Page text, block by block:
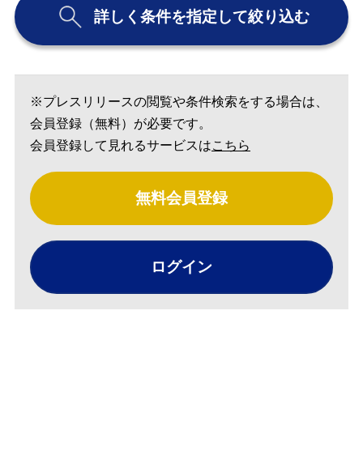
詳しく条件を指定して絞り込む
※プレスリリースの閲覧や条件検索をする場合は、
会員登録（無料）が必要です。
会員登録して見れるサービスはこちら
無料会員登録
ログイン